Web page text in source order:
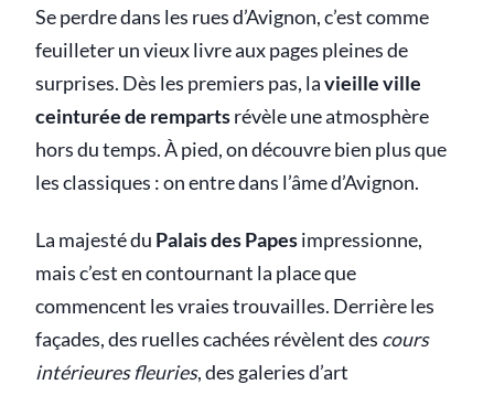
Se perdre dans les rues d’Avignon, c’est comme
feuilleter un vieux livre aux pages pleines de
surprises. Dès les premiers pas, lavieille ville
ceinturée de rempartsrévèle une atmosphère
hors du temps. À pied, on découvre bien plus que
les classiques : on entre dans l’âme d’Avignon.
La majesté du Palais des Papesimpressionne,
mais c’est en contournant la place que
commencent les vraies trouvailles. Derrière les
façades, des ruelles cachées révèlent des cours
intérieures fleuries, des galeries d’art